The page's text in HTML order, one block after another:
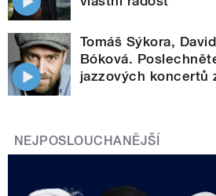
Tomáš Sýkora,
Bóková.
jazzových koncertů
NEJPOSLOUCHANĚJŠÍ